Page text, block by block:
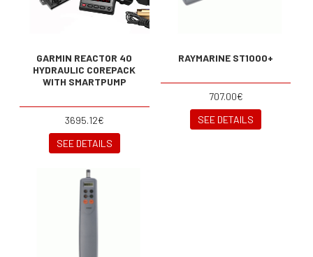
GARMIN REACTOR 40
HYDRAULIC COREPACK
WITH SMARTPUMP
3695.12€
SEE DETAILS
RAYMARINE ST1000+
707.00€
SEE DETAILS